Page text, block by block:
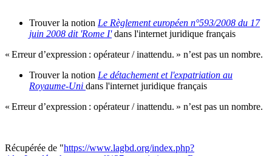
Trouver la notion Le Règlement européen n°593/2008 du 17
juin 2008 dit 'Rome I'dans l'internet juridique français
« Erreur d’expression : opérateur / inattendu. » n’est pas un nombre.
Trouver la notion Le détachement et l'expatriation au
Royaume-Uni dans l'internet juridique français
« Erreur d’expression : opérateur / inattendu. » n’est pas un nombre.
Récupérée de "https://www.lagbd.org/index.php?